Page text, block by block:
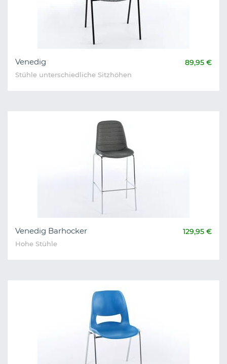
Venedig 89,95 €
Stühle unterschiedliche Sitzhöhen
Venedig Barhocker 129,95 €
Hohe Stühle